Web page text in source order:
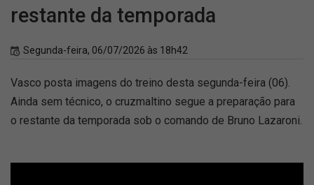
restante da temporada
Segunda-feira, 06/07/2026 às 18h42
Vasco posta imagens do treino desta segunda-feira (06).
Ainda sem técnico, o cruzmaltino segue a preparação para
o restante da temporada sob o comando de Bruno Lazaroni.